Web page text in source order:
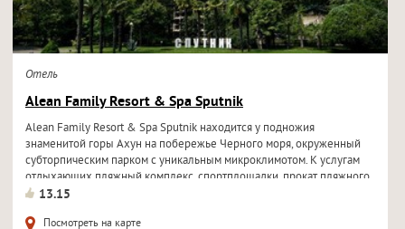
Отель
Alean Family Resort & Spa Sputnik
Alean Family Resort & Spa Sputnik находится у подножия
знаменитой горы Ахун на побережье Черного моря, окруженный
субторпическим парком с уникальным микроклимотом. К услугам
отдыхающих пляжный комплекс, спортплощадки, прокат пляжного
и...13.15
Посмотреть на карте